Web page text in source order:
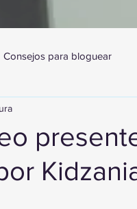
Consejos para bloguear